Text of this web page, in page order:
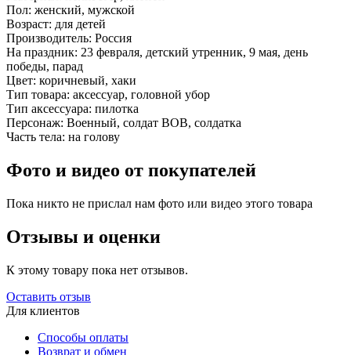
Пол: женский, мужской
Возраст: для детей
Производитель: Россия
На праздник: 23 февраля, детский утренник, 9 мая, день
победы, парад
Цвет: коричневый, хаки
Тип товара: аксессуар, головной убор
Тип аксессуара: пилотка
Персонаж: Военный, солдат ВОВ, солдатка
Часть тела: на голову
Фото и видео от покупателей
Пока никто не прислал нам фото или видео этого товара
Отзывы и оценки
К этому товару пока нет отзывов.
Оставить отзыв
Для клиентов
Способы оплаты
Возврат и обмен